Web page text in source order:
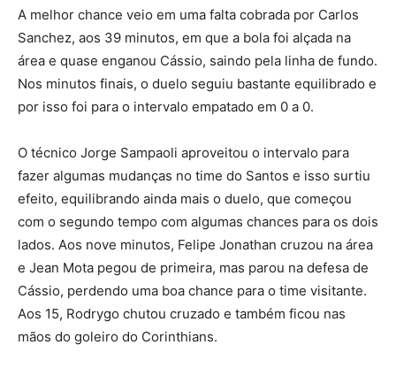
A melhor chance veio em uma falta cobrada por Carlos
Sanchez, aos 39 minutos, em que a bola foi alçada na
área e quase enganou Cássio, saindo pela linha de fundo.
Nos minutos finais, o duelo seguiu bastante equilibrado e
por isso foi para o intervalo empatado em 0 a 0.
O técnico Jorge Sampaoli aproveitou o intervalo para
fazer algumas mudanças no time do Santos e isso surtiu
efeito, equilibrando ainda mais o duelo, que começou
com o segundo tempo com algumas chances para os dois
lados. Aos nove minutos, Felipe Jonathan cruzou na área
e Jean Mota pegou de primeira, mas parou na defesa de
Cássio, perdendo uma boa chance para o time visitante.
Aos 15, Rodrygo chutou cruzado e também ficou nas
mãos do goleiro do Corinthians.